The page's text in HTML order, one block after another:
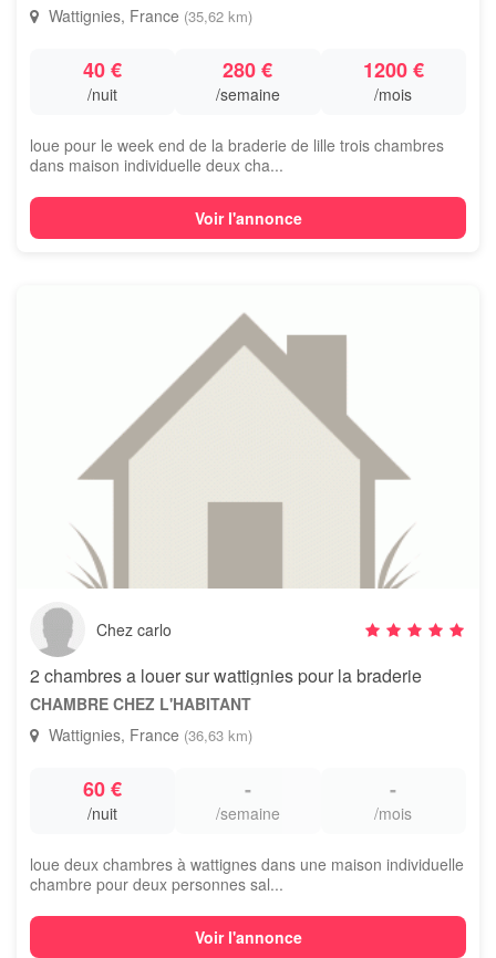
Wattignies, France (35,62 km)
40 €
/nuit
280 €
/semaine
1200 €
/mois
loue pour le week end de la braderie de lille trois chambres
dans maison individuelle deux cha...
Voir l'annonce
Chez carlo
2 chambres a louer sur wattignies pour la braderie
CHAMBRE CHEZ L'HABITANT
Wattignies, France (36,63 km)
60 €
/nuit
-
/semaine
-
/mois
loue deux chambres à wattignes dans une maison individuelle
chambre pour deux personnes sal...
Voir l'annonce